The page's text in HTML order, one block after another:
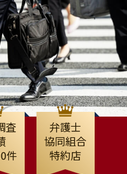
査
件
弁護士
協同組合
特約店